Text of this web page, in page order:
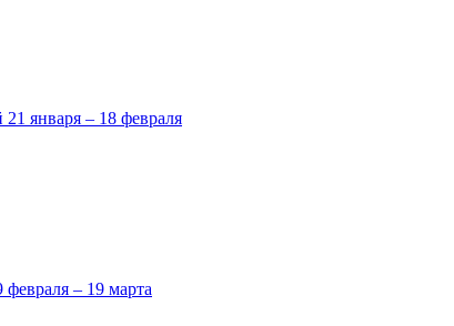
21 января – 18 февраля
февраля – 19 марта